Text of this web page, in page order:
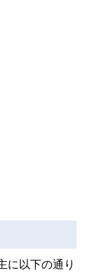
に以下の通り